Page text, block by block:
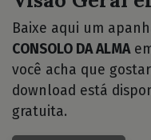
Baixe aqui um
CONSOLO DA ALMA
você acha que
download está
gratuita.